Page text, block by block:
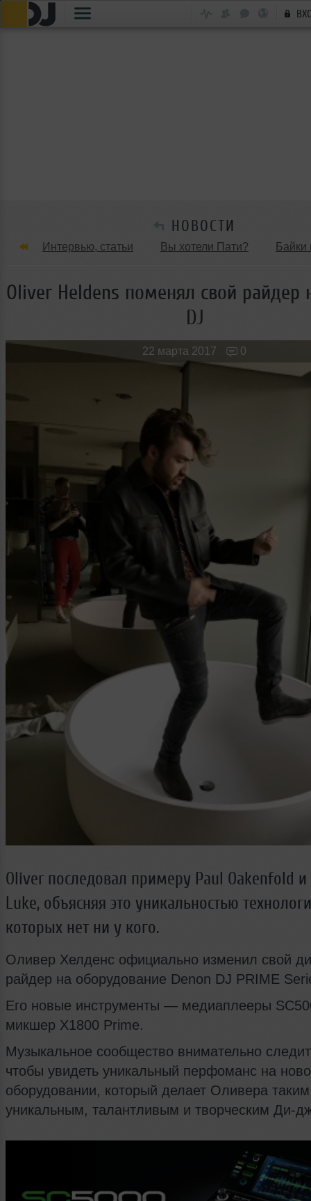
НОВОСТИ
Интервью, статьи Вы хотели Пати? Байки
Танцевальные стили Обзоры Вечеринок и
Мужчина & Женщина
Oliver Heldens поменял свой райдер
DJ
22 марта 2017 0
Oliver последовал примеру Paul Oakenfold и
Luke, объясняя это уникальностью
которых нет ни у кого.
Оливер Хелденс официально изменил свой
райдер на оборудование Denon DJ PRIME
Его новые инструменты — медиаплееры
микшер X1800 Prime.
Музыкальное сообщество внимательно
чтобы увидеть уникальный перфоманс на
оборудовании, который делает Оливера таким
уникальным, талантливым и творческим Ди-